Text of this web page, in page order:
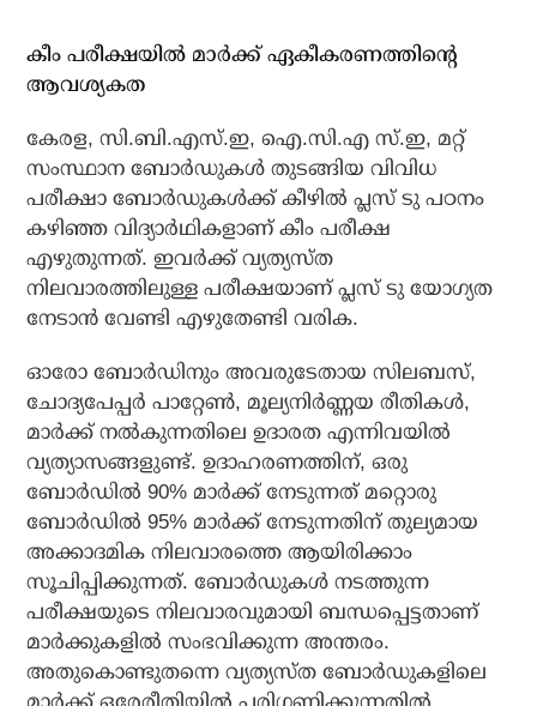
കീം പരീക്ഷയിൽ മാർക്ക് ഏകീകരണത്തിന്റെ
ആവശ്യകത
കേരള, സി.ബി.എസ്.ഇ, ഐ.സി.എ സ്.ഇ, മറ്റ്
സംസ്ഥാന ബോർഡുകൾ തുടങ്ങിയ വിവിധ
പരീക്ഷാ ബോർഡുകൾക്ക് കീഴിൽ പ്ലസ് ടു പഠനം
കഴിഞ്ഞ വിദ്യാർഥികളാണ് കീം പരീക്ഷ
എഴുതുന്നത്. ഇവർക്ക് വ്യത്യസ്ത
നിലവാരത്തിലുള്ള പരീക്ഷയാണ് പ്ലസ് ടു യോഗ്യത
നേടാൻ വേണ്ടി എഴുതേണ്ടി വരിക.
ഓരോ ബോർഡിനും അവരുടേതായ സിലബസ്,
ചോദ്യപേപ്പർ പാറ്റേൺ, മൂല്യനിർണ്ണയ രീതികൾ,
മാർക്ക് നൽകുന്നതിലെ ഉദാരത എന്നിവയിൽ
വ്യത്യാസങ്ങളുണ്ട്. ഉദാഹരണത്തിന്, ഒരു
ബോർഡിൽ 90% മാർക്ക് നേടുന്നത് മറ്റൊരു
ബോർഡിൽ 95% മാർക്ക് നേടുന്നതിന് തുല്യമായ
അക്കാദമിക നിലവാരത്തെ ആയിരിക്കാം
സൂചിപ്പിക്കുന്നത്. ബോർഡുകൾ നടത്തുന്ന
പരീക്ഷയുടെ നിലവാരവുമായി ബന്ധപ്പെട്ടതാണ്
മാർക്കുകളിൽ സംഭവിക്കുന്ന അന്തരം.
അതുകൊണ്ടുതന്നെ വ്യത്യസ്ത ബോർഡുകളിലെ